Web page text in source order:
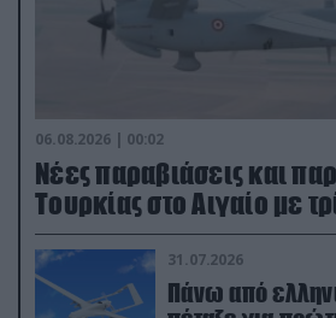
06.08.2026 | 00:02
Νέες παραβιάσεις και
Τουρκίας στο Αιγαίο με
31.07.2026
Πάνω από